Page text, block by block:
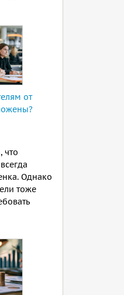
от
что
Однако
тоже